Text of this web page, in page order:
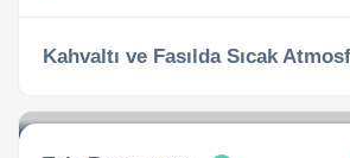
Kahvaltı ve Fasılda Sıcak